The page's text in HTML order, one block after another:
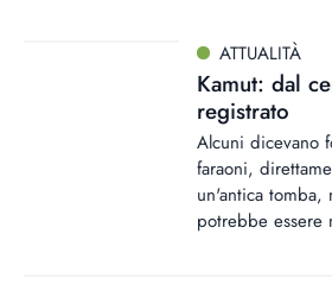
ATTUALITÀ
Kamut: dal
registrato
Alcuni dicevano
faraoni,
un'antica tomba,
potrebbe essere